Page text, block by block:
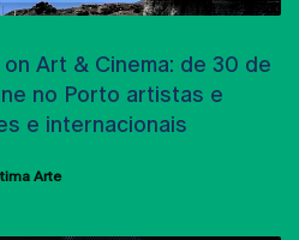
Art & Cinema: de 30 de
no Porto artistas e
e internacionais
Arte